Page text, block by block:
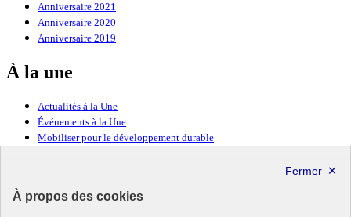
À propos des cookies
Anniversaire 2021
Anniversaire 2020
Anniversaire 2019
À la une
Actualités à la Une
Événements à la Une
Mobiliser pour le développement durable
Ressources